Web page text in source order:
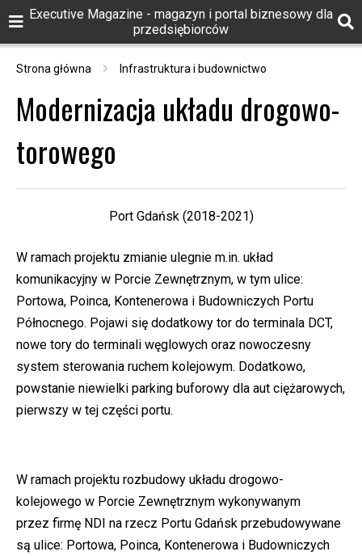
Executive Magazine - magazyn i portal biznesowy dla
przedsiębiorców
Strona główna Infrastruktura i budownictwo
Modernizacja układu drogowo-
torowego
Port Gdańsk (2018-2021)
W ramach projektu zmianie ulegnie m.in. układ
komunikacyjny w Porcie Zewnętrznym, w tym ulice:
Portowa, Poinca, Kontenerowa i Budowniczych Portu
Północnego. Pojawi się dodatkowy tor do terminala DCT,
nowe tory do terminali węglowych oraz nowoczesny
system sterowania ruchem kolejowym. Dodatkowo,
powstanie niewielki parking buforowy dla aut ciężarowych,
pierwszy w tej części portu.
W ramach projektu rozbudowy układu drogowo-
kolejowego w Porcie Zewnętrznym wykonywanym
przez firmę NDI na rzecz Portu Gdańsk przebudowywane
są ulice: Portowa, Poinca, Kontenerowa i Budowniczych